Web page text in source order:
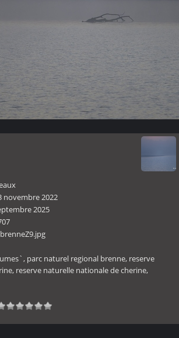
novembre 2022
2025
, parc naturel regional brenne, reserve
, reserve naturelle nationale de cherine,